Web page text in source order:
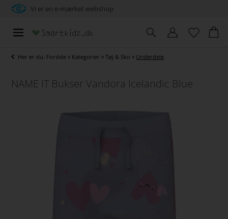
Vi er en e-mærket webshop
Her er du: Forside » Kategorier »Tøj & Sko » Underdele
NAME IT Bukser Vandora Icelandic Blue